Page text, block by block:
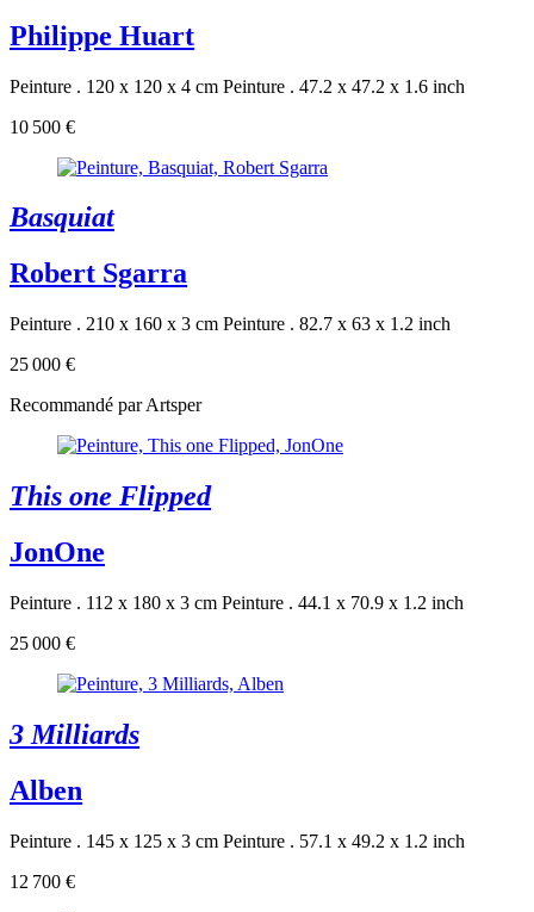
Philippe Huart
Peinture . 120 x 120 x 4 cm Peinture . 47.2 x 47.2 x 1.6 inch
10 500 €
Basquiat
Robert Sgarra
Peinture . 210 x 160 x 3 cm Peinture . 82.7 x 63 x 1.2 inch
25 000 €
Recommandé par Artsper
This one Flipped
JonOne
Peinture . 112 x 180 x 3 cm Peinture . 44.1 x 70.9 x 1.2 inch
25 000 €
3 Milliards
Alben
Peinture . 145 x 125 x 3 cm Peinture . 57.1 x 49.2 x 1.2 inch
12 700 €